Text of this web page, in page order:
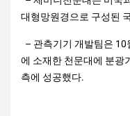
대형망원경으로 구성된
– 관측기기 개발팀은
에 소재한 천문대에 분광
측에 성공했다.